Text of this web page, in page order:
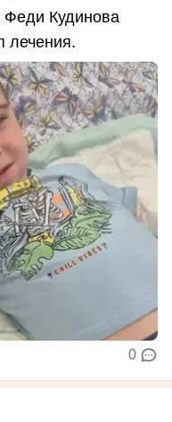
Феди Кудинова
лечения.
0